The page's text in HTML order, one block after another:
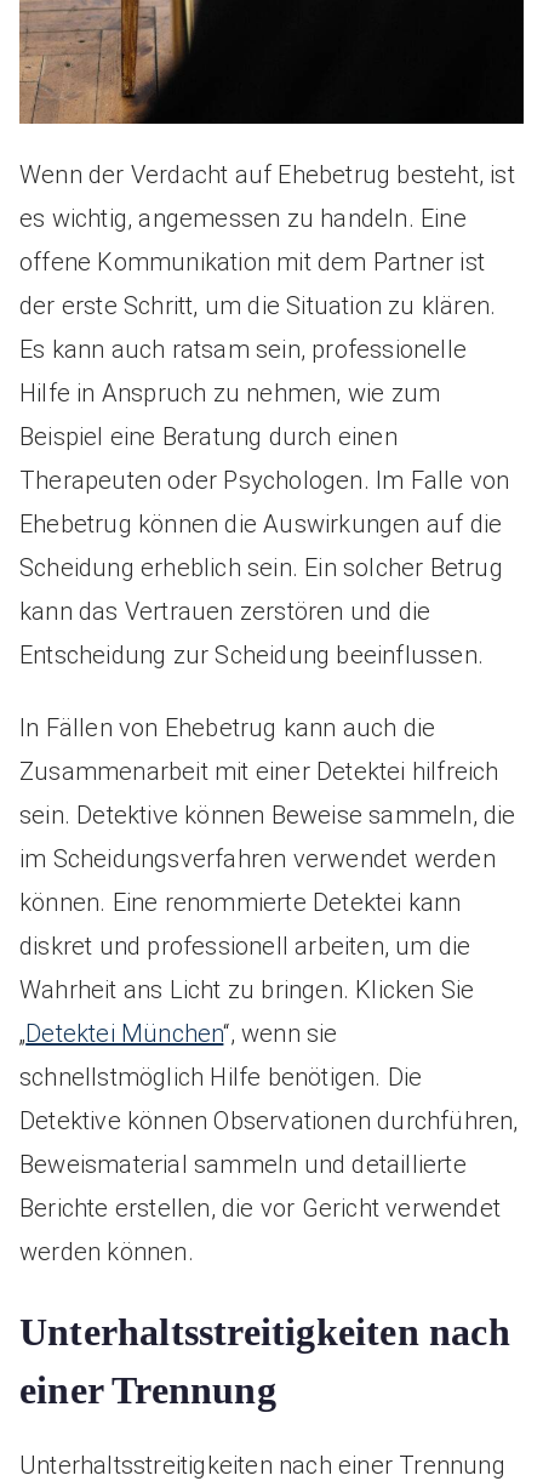
Wenn der Verdacht auf Ehebetrug besteht, ist
es wichtig, angemessen zu handeln. Eine
offene Kommunikation mit dem Partner ist
der erste Schritt, um die Situation zu klären.
Es kann auch ratsam sein, professionelle
Hilfe in Anspruch zu nehmen, wie zum
Beispiel eine Beratung durch einen
Therapeuten oder Psychologen. Im Falle von
Ehebetrug können die Auswirkungen auf die
Scheidung erheblich sein. Ein solcher Betrug
kann das Vertrauen zerstören und die
Entscheidung zur Scheidung beeinflussen.
In Fällen von Ehebetrug kann auch die
Zusammenarbeit mit einer Detektei hilfreich
sein. Detektive können Beweise sammeln, die
im Scheidungsverfahren verwendet werden
können. Eine renommierte Detektei kann
diskret und professionell arbeiten, um die
Wahrheit ans Licht zu bringen. Klicken Sie
„Detektei München“, wenn sie
schnellstmöglich Hilfe benötigen. Die
Detektive können Observationen durchführen,
Beweismaterial sammeln und detaillierte
Berichte erstellen, die vor Gericht verwendet
werden können.
Unterhaltsstreitigkeiten nach
einer Trennung
Unterhaltsstreitigkeiten nach einer Trennung